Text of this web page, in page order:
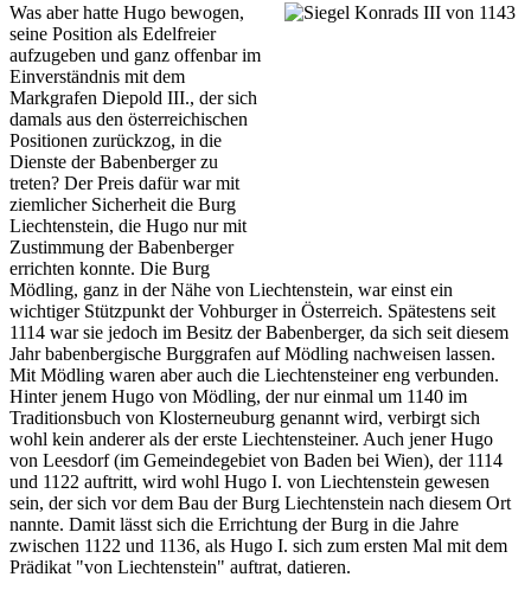
Was aber hatte Hugo bewogen,
seine Position als Edelfreier
aufzugeben und ganz offenbar im
Einverständnis mit dem
Markgrafen Diepold III., der sich
damals aus den österreichischen
Positionen zurückzog, in die
Dienste der Babenberger zu
treten? Der Preis dafür war mit
ziemlicher Sicherheit die Burg
Liechtenstein, die Hugo nur mit
Zustimmung der Babenberger
errichten konnte. Die Burg
Mödling, ganz in der Nähe von Liechtenstein, war einst ein
wichtiger Stützpunkt der Vohburger in Österreich. Spätestens seit
1114 war sie jedoch im Besitz der Babenberger, da sich seit diesem
Jahr babenbergische Burggrafen auf Mödling nachweisen lassen.
Mit Mödling waren aber auch die Liechtensteiner eng verbunden.
Hinter jenem Hugo von Mödling, der nur einmal um 1140 im
Traditionsbuch von Klosterneuburg genannt wird, verbirgt sich
wohl kein anderer als der erste Liechtensteiner. Auch jener Hugo
von Leesdorf (im Gemeindegebiet von Baden bei Wien), der 1114
und 1122 auftritt, wird wohl Hugo I. von Liechtenstein gewesen
sein, der sich vor dem Bau der Burg Liechtenstein nach diesem Ort
nannte. Damit lässt sich die Errichtung der Burg in die Jahre
zwischen 1122 und 1136, als Hugo I. sich zum ersten Mal mit dem
Prädikat "von Liechtenstein" auftrat, datieren.